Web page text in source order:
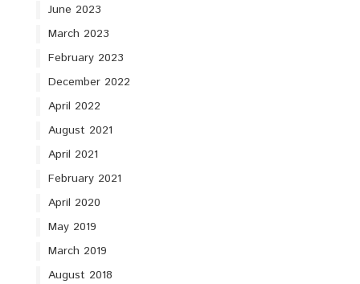
June 2023
March 2023
February 2023
December 2022
April 2022
August 2021
April 2021
February 2021
April 2020
May 2019
March 2019
August 2018